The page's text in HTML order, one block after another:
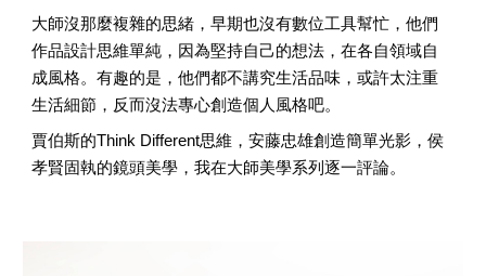
大師沒那麼複雜的思緒，早期也沒有數位工具幫忙，他們
作品設計思維單純，因為堅持自己的想法，在各自領域自
成風格。有趣的是，他們都不講究生活品味，或許太注重
生活細節，反而沒法專心創造個人風格吧。
賈伯斯的Think Different思維，安藤忠雄創造簡單光影，侯
孝賢固執的鏡頭美學，我在大師美學系列逐一評論。